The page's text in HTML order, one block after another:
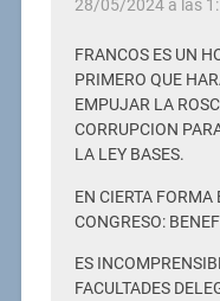
28/05/2024 a las
FRANCOS ES UN
PRIMERO QUE
EMPUJAR LA
CORRUPCION
LA LEY BASES.
EN CIERTA FORMA
CONGRESO:
ES
FACULTADES